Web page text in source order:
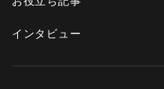
インタビュー